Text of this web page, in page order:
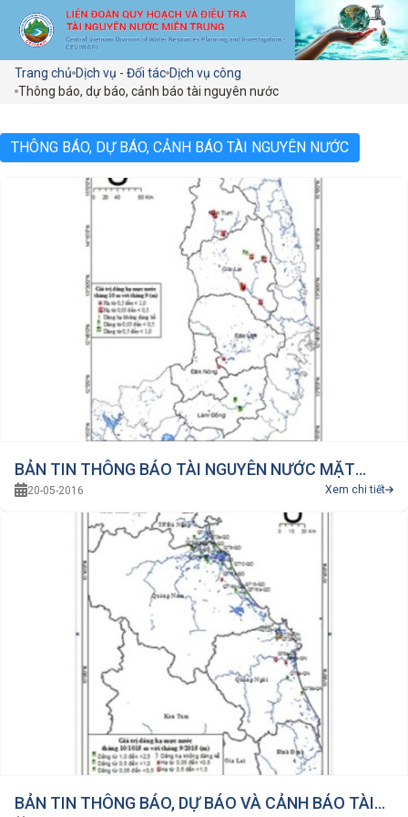
Trang chủ Dịch vụ - Đối tác Dịch vụ công
Thông báo, dự báo, cảnh báo tài nguyên nước
THÔNG BÁO, DỰ BÁO, CẢNH BÁO TÀI NGUYÊN NƯỚC
BẢN TIN THÔNG BÁO TÀI NGUYÊN NƯỚC MẶT
02/2016 VÙNG DUYÊN HẢI NAM TRUNG BỘ VÀ TÂY
20-05-2016 Xem chi tiết
BẢN TIN THÔNG BÁO, DỰ BÁO VÀ CẢNH BÁO TÀI